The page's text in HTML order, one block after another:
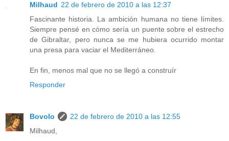
Milhaud 22 de febrero de 2010 a las 12:37
Fascinante historia. La ambición humana no tiene límites.
Siempre pensé en cómo sería un puente sobre el estrecho
de Gibraltar, pero nunca se me hubiera ocurrido montar
una presa para vaciar el Mediterráneo.
En fin, menos mal que no se llegó a construír
Responder
Bovolo
22 de febrero de 2010 a las 12:55
Milhaud,